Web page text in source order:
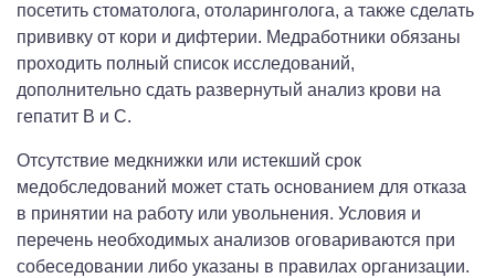
посетить стоматолога, отоларинголога, а также сделать
прививку от кори и дифтерии. Медработники обязаны
проходить полный список исследований,
дополнительно сдать развернутый анализ крови на
гепатит В и С.
Отсутствие медкнижки или истекший срок
медобследований может стать основанием для отказа
в принятии на работу или увольнения. Условия и
перечень необходимых анализов оговариваются при
собеседовании либо указаны в правилах организации.